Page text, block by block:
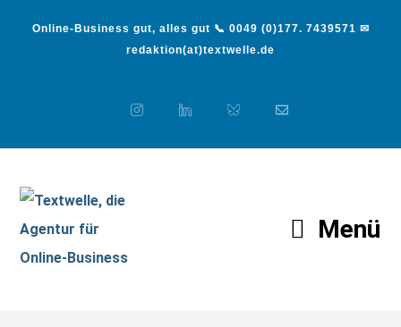
Online-Business gut, alles gut 📞 0049 (0)177. 7439571 ✉
redaktion(at)textwelle.de
Menü
Blog